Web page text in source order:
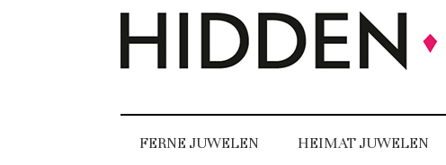
FERNE JUWELEN HEIMAT JUWELEN